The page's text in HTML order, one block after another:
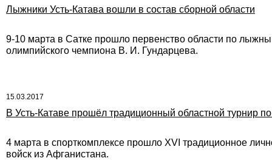
Лыжники Усть-Катава вошли в состав сборной области
9-10 марта в Сатке прошло первенство области по
олимпийского чемпиона В. И. Гундарцева.
15.03.2017
В Усть-Катаве прошёл традиционный областной турнир
4 марта в спорткомплексе прошло ХVI традиционное
войск из Афганистана.